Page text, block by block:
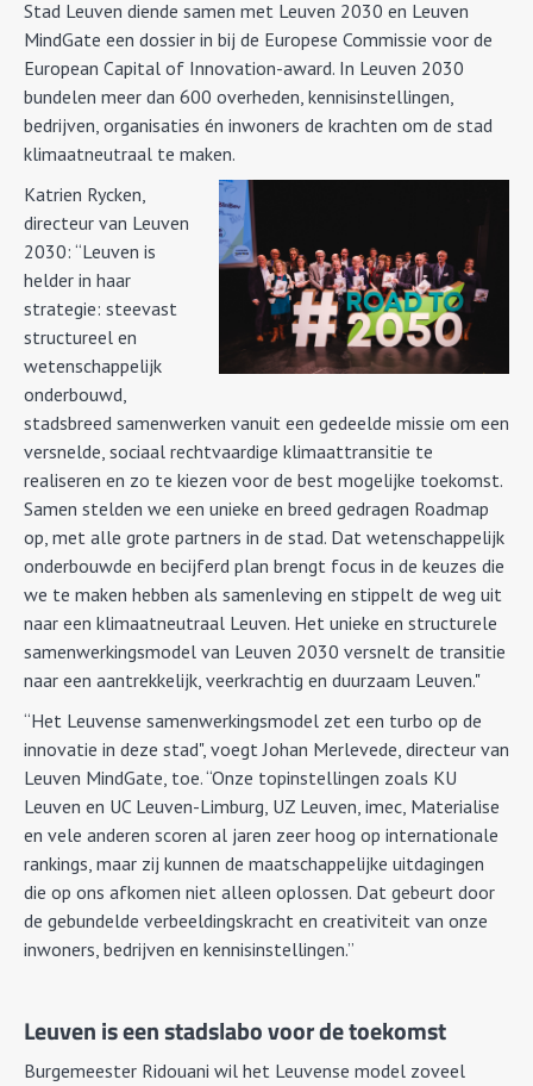
Stad Leuven diende samen met Leuven 2030 en Leuven
MindGate een dossier in bij de Europese Commissie voor de
European Capital of Innovation-award. In Leuven 2030
bundelen meer dan 600 overheden, kennisinstellingen,
bedrijven, organisaties én inwoners de krachten om de stad
klimaatneutraal te maken.
Katrien Rycken,
directeur van Leuven
2030: “Leuven is
helder in haar
strategie: steevast
structureel en
wetenschappelijk
onderbouwd,
stadsbreed samenwerken vanuit een gedeelde missie om een
versnelde, sociaal rechtvaardige klimaattransitie te
realiseren en zo te kiezen voor de best mogelijke toekomst.
Samen stelden we een unieke en breed gedragen Roadmap
op, met alle grote partners in de stad. Dat wetenschappelijk
onderbouwde en becijferd plan brengt focus in de keuzes die
we te maken hebben als samenleving en stippelt de weg uit
naar een klimaatneutraal Leuven. Het unieke en structurele
samenwerkingsmodel van Leuven 2030 versnelt de transitie
naar een aantrekkelijk, veerkrachtig en duurzaam Leuven."
“Het Leuvense samenwerkingsmodel zet een turbo op de
innovatie in deze stad", voegt Johan Merlevede, directeur van
Leuven MindGate, toe. “Onze topinstellingen zoals KU
Leuven en UC Leuven-Limburg, UZ Leuven, imec, Materialise
en vele anderen scoren al jaren zeer hoog op internationale
rankings, maar zij kunnen de maatschappelijke uitdagingen
die op ons afkomen niet alleen oplossen. Dat gebeurt door
de gebundelde verbeeldingskracht en creativiteit van onze
inwoners, bedrijven en kennisinstellingen.”
Leuven is een stadslabo voor de toekomst
Burgemeester Ridouani wil het Leuvense model zoveel